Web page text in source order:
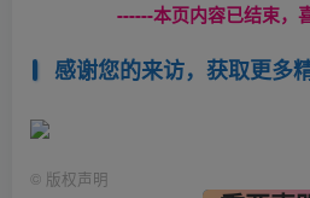
------本页内容已结束，
感谢您的来访，获取更多
© 版权声明